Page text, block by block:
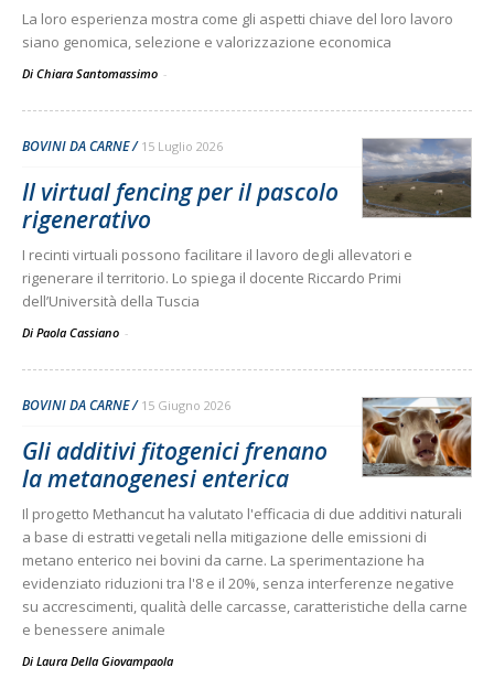
La loro esperienza mostra come gli aspetti chiave del loro lavoro
siano genomica, selezione e valorizzazione economica
Di Chiara Santomassimo -
BOVINI DA CARNE 15 Luglio 2026
Il virtual fencing per il pascolo
rigenerativo
I recinti virtuali possono facilitare il lavoro degli allevatori e
rigenerare il territorio. Lo spiega il docente Riccardo Primi
dell’Università della Tuscia
Di Paola Cassiano -
BOVINI DA CARNE 15 Giugno 2026
Gli additivi fitogenici frenano
la metanogenesi enterica
Il progetto Methancut ha valutato l'efficacia di due additivi naturali
a base di estratti vegetali nella mitigazione delle emissioni di
metano enterico nei bovini da carne. La sperimentazione ha
evidenziato riduzioni tra l'8 e il 20%, senza interferenze negative
su accrescimenti, qualità delle carcasse, caratteristiche della carne
e benessere animale
Di Laura Della Giovampaola